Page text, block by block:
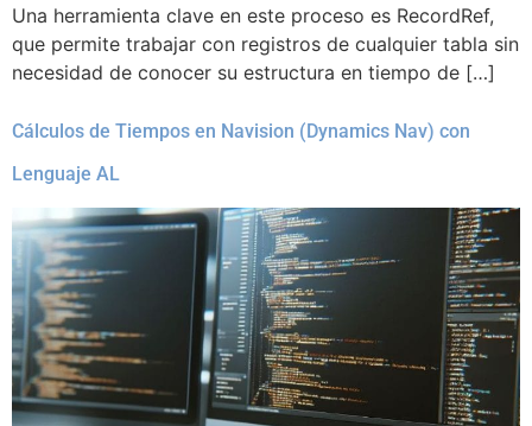
Una herramienta clave en este proceso es RecordRef,
que permite trabajar con registros de cualquier tabla sin
necesidad de conocer su estructura en tiempo de […]
Cálculos de Tiempos en Navision (Dynamics Nav) con
Lenguaje AL